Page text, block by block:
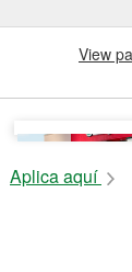
View
Aplica aquí